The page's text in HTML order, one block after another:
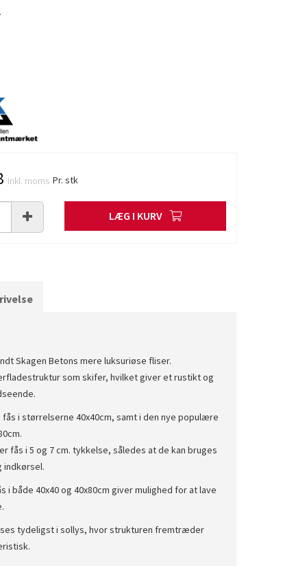
inkl. moms Pr. stk
LÆG I KURV
Skagen Betons mere luksuriøse fliser.
som skifer, hvilket giver et rustikt og
fås i størrelserne 40x40cm, samt i den nye populære
fås i 5 og 7 cm. tykkelse, således at de kan bruges
indkørsel.
i både 40x40 og 40x80cm giver mulighed for at lave
tydeligst i sollys, hvor strukturen fremtræder